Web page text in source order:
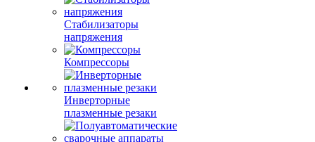
Стабилизаторы
напряжения
Компрессоры
Инверторные
плазменные резаки